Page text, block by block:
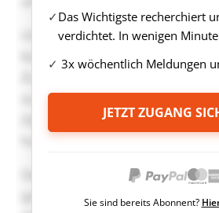
Das Wichtigste recherchiert
verdichtet. In wenigen
3x wöchentlich Meldungen
JETZT ZUGANG
Sie sind bereits Abonnent?